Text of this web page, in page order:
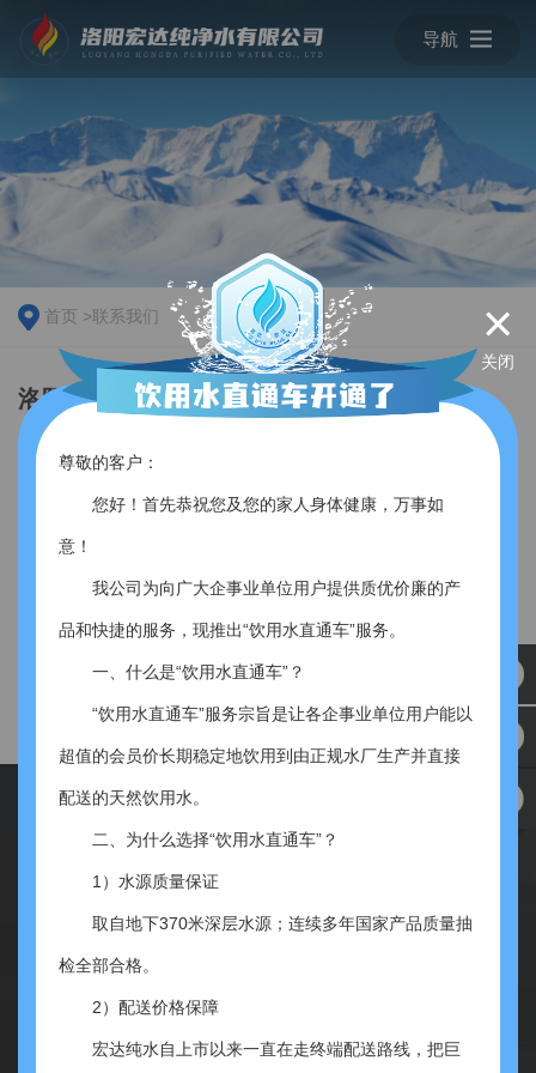
导航
首页 >联系我们
洛阳宏达纯净水有限公司
客户服务热线：0379-66991919
地址：洛阳市孟津区冶戍市场西侧
关于我们 资讯中心
产品中心
资质荣誉
电话：0379-66991919 0379-66995131
×
关闭
尊敬的客户：
您好！首先恭祝您及您的家人身体健康，万事如
意！
我公司为向广大企事业单位用户提供质优价廉的产
品和快捷的服务，现推出“饮用水直通车”服务。
一、什么是“饮用水直通车”？
“饮用水直通车”服务宗旨是让各企事业单位用户能以
超值的会员价长期稳定地饮用到由正规水厂生产并直接
配送的天然饮用水。
二、为什么选择“饮用水直通车”？
1）水源质量保证
取自地下370米深层水源；连续多年国家产品质量抽
检全部合格。
2）配送价格保障
宏达纯水自上市以来一直在走终端配送路线，把巨